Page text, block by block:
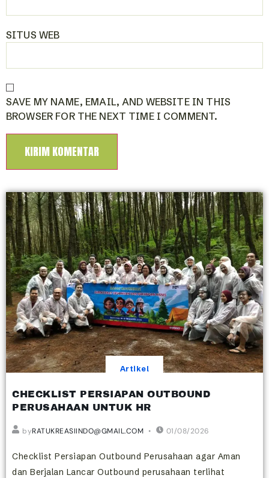
SITUS WEB
SAVE MY NAME, EMAIL, AND WEBSITE IN THIS
BROWSER FOR THE NEXT TIME I COMMENT.
Artikel
CHECKLIST PERSIAPAN OUTBOUND
PERUSAHAAN UNTUK HR
byRATUKREASIINDO@GMAIL.COM 01/08/2026
Checklist Persiapan Outbound Perusahaan agar Aman
dan Berjalan Lancar Outbound perusahaan terlihat